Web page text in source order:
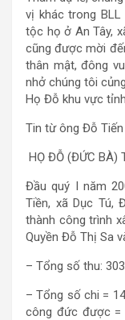
vị khác trong
tộc họ ở An Tây,
cũng được mời
thân mật, đông
nhở chúng tôi
Họ Đỗ khu vực
Tin từ ông Đỗ
HỌ ĐỖ (ĐỨC BÀ)
Đầu quý I năm
Tiền, xã Dục Tú,
thành công trình
Quyền Đỗ Thị Sa
– Tổng số thu:
– Tổng số chi =
công đức được =